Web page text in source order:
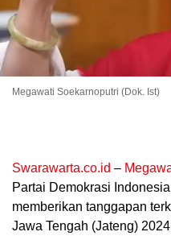
Megawati Soekarnoputri (Dok. Ist)
Swarawarta.co.id –
Partai Demokrasi
memberikan tanggapan
Jawa Tengah (Jateng)